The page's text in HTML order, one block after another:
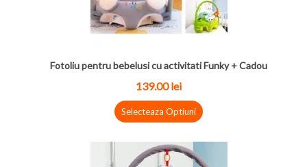
Fotoliu pentru bebelusi cu activitati Funky + Cadou
139.00lei
Selecteaza Optiuni